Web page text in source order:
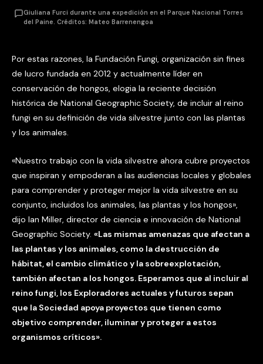
Giuliana Furci durante una expedición en el Parque Nacional Torres
del Paine. Créditos: Mateo Barrenengoa
Por estas razones, la Fundación Fungi, organización sin fines
de lucro fundada en 2012 y actualmente líder en
conservación de hongos, elogia la reciente decisión
histórica de National Geographic Society, de incluir al reino
fungi en su definición de vida silvestre junto con las plantas
y los animales.
«Nuestro trabajo con la vida silvestre ahora cubre proyectos
que inspiran y empoderan a las audiencias locales y globales
para comprender y proteger mejor la vida silvestre en su
conjunto, incluidos los animales, las plantas y los hongos»,
dijo Ian Miller, director de ciencia e innovación de National
Geographic Society. «Las mismas amenazas que afectan a
las plantas y los animales, como la destrucción de
hábitat, el cambio climático y la sobreexplotación,
también afectan a los hongos. Esperamos que al incluir al
reino fungi, los Exploradores actuales y futuros sepan
que la Sociedad apoya proyectos que tienen como
objetivo comprender, iluminar y proteger a estos
organismos críticos».